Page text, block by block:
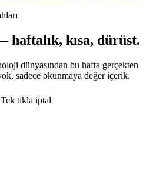
haftalık, kısa, dürüst.
dünyasından bu hafta gerçekten
sadece okunmaya değer içerik.
Tek tıkla iptal